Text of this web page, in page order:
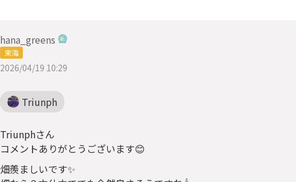
hana_greens
東海
2026/04/19 10:29
Triunph
Triunphさん
コメントありがとうございます😊
畑羨ましいです✨